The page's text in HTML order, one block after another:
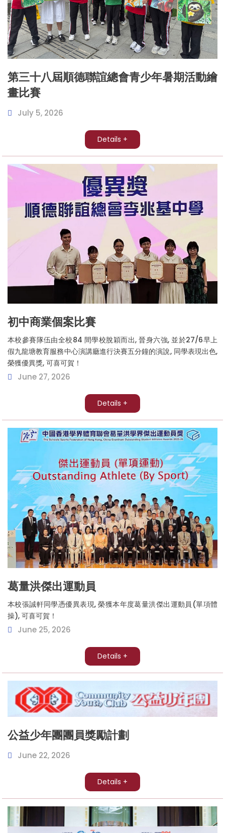
第三十八屆順德聯誼總會青少年暑期活動繪
畫比賽
July 5, 2026
Details +
初中商業個案比賽
本校參賽隊伍由全校84 間學校脫穎而出, 晉身六強, 並於27/6早上
假九龍塘教育服務中心演講廳進行決賽五分鐘的演說, 同學表現出色,
榮獲優異獎, 可喜可賀！
June 27, 2026
Details +
葛量洪傑出運動員
本校張誠軒同學憑優異表現, 榮獲本年度葛量洪傑出運動員(單項體
操), 可喜可賀！
June 25, 2026
Details +
公益少年團團員獎勵計劃
June 22, 2026
Details +